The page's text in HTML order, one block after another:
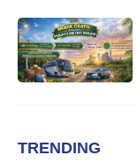
TRENDING